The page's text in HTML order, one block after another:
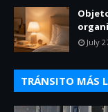
July
TRÁNSITO MÁS